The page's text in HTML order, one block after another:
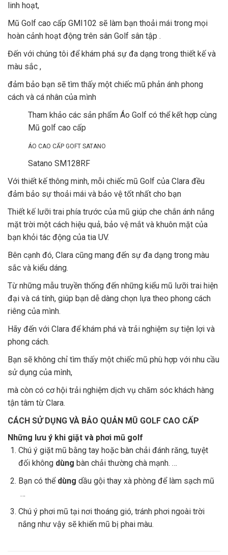
linh hoạt,
Mũ Golf cao cấp GMI102 sẽ làm bạn thoải mái trong mọi
hoàn cảnh hoạt động trên sân Golf sân tập .
Đến với chúng tôi để khám phá sự đa dạng trong thiết kế và
màu sắc ,
đảm bảo bạn sẽ tìm thấy một chiếc mũ phản ánh phong
cách và cá nhân của mình
Tham khảo các sản phẩm Áo Golf có thể kết hợp cùng
Mũ golf cao cấp
ÁO CAO CẤP GOFT SATANO
Satano SM128RF
Với thiết kế thông minh, mỗi chiếc mũ Golf của Clara đều
đảm bảo sự thoải mái và bảo vệ tốt nhất cho bạn
Thiết kế lưỡi trai phía trước của mũ giúp che chắn ánh nắng
mặt trời một cách hiệu quả, bảo vệ mắt và khuôn mặt của
bạn khỏi tác động của tia UV.
Bên cạnh đó, Clara cũng mang đến sự đa dạng trong màu
sắc và kiểu dáng.
Từ những mẫu truyền thống đến những kiểu mũ lưỡi trai hiện
đại và cá tính, giúp bạn dễ dàng chọn lựa theo phong cách
riêng của mình.
Hãy đến với Clara để khám phá và trải nghiệm sự tiện lợi và
phong cách.
Bạn sẽ không chỉ tìm thấy một chiếc mũ phù hợp với nhu cầu
sử dụng của mình,
mà còn có cơ hội trải nghiệm dịch vụ chăm sóc khách hàng
tận tâm từ Clara.
CÁCH SỬ DỤNG VÀ BẢO QUẢN MŨ GOLF CAO CẤP
Những lưu ý khi giặt và phơi mũ golf
Chú ý giặt mũ bằng tay hoặc bàn chải đánh răng, tuyệt
đối không dùng bàn chải thường chà mạnh. …
Bạn có thể dùng dầu gội thay xà phòng để làm sạch mũ
…
Chú ý phơi mũ tại nơi thoáng gió, tránh phơi ngoài trời
nắng như vậy sẽ khiến mũ bị phai màu.